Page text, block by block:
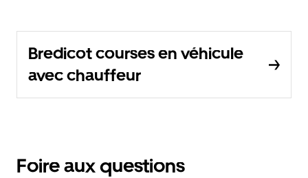
Bredicot courses en véhicule
avec chauffeur
Foire aux questions